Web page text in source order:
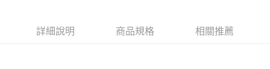
每筆NT$70，滿NT$799(含以上)免運費
詳細說明 商品規格 相關推薦